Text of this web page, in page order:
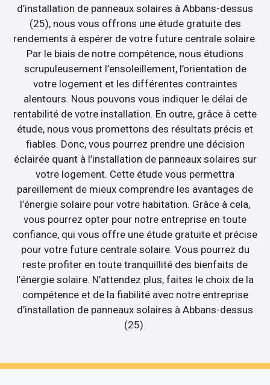
d’installation de panneaux solaires à Abbans-dessus
(25), nous vous offrons une étude gratuite des
rendements à espérer de votre future centrale solaire.
Par le biais de notre compétence, nous étudions
scrupuleusement l’ensoleillement, l’orientation de
votre logement et les différentes contraintes
alentours. Nous pouvons vous indiquer le délai de
rentabilité de votre installation. En outre, grâce à cette
étude, nous vous promettons des résultats précis et
fiables. Donc, vous pourrez prendre une décision
éclairée quant à l’installation de panneaux solaires sur
votre logement. Cette étude vous permettra
pareillement de mieux comprendre les avantages de
l’énergie solaire pour votre habitation. Grâce à cela,
vous pourrez opter pour notre entreprise en toute
confiance, qui vous offre une étude gratuite et précise
pour votre future centrale solaire. Vous pourrez du
reste profiter en toute tranquillité des bienfaits de
l’énergie solaire. N’attendez plus, faites le choix de la
compétence et de la fiabilité avec notre entreprise
d’installation de panneaux solaires à Abbans-dessus
(25).